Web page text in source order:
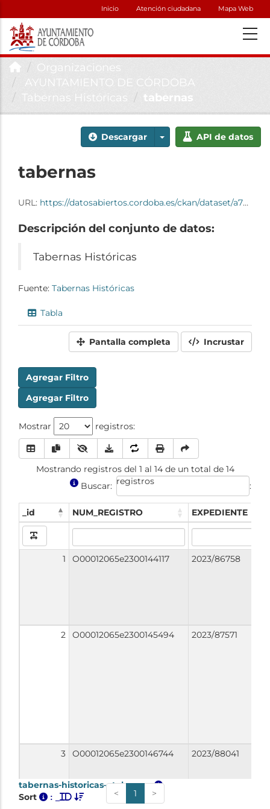
Inicio Atención ciudadana Mapa Web
Organizaciones
AYUNTAMIENTO DE CÓRDOBA
Tabernas Históricas
tabernas
Descargar API de datos
tabernas
URL: https://datosabiertos.cordoba.es/ckan/dataset/a7b3784d-aaf2-4e7e-a528-f1dd406e2489/resource/730a456b-9299-4717-b334-fdf369e7361e/download/tabernas.csv
Descripción del conjunto de datos:
Tabernas Históricas
Fuente: Tabernas Históricas
Tabla
Pantalla completa Incrustar
Agregar Filtro
Agregar Filtro